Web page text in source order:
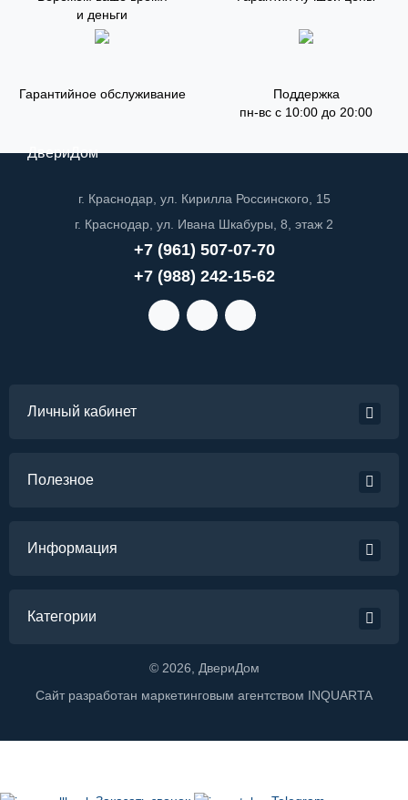
и деньги
Гарантийное обслуживание
Поддержка
пн-вс с 10:00 до 20:00
ДвериДом
г. Краснодар, ул. Кирилла Россинского, 15
г. Краснодар, ул. Ивана Шкабуры, 8, этаж 2
+7 (961) 507-07-70
+7 (988) 242-15-62
Личный кабинет
Полезное
Информация
Категории
© 2026 , ДвериДом
Сайт разработан маркетинговым агентством INQUARTA